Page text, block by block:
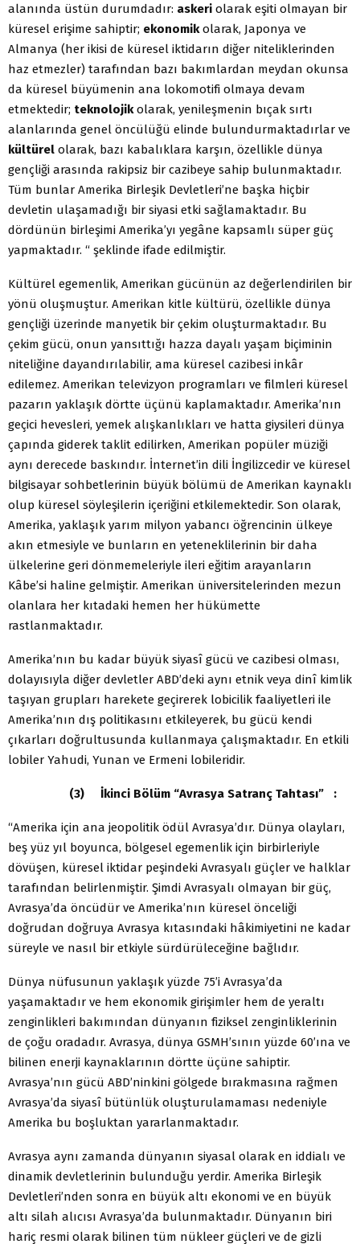
alanında üstün durumdadır: askeri olarak eşiti olmayan bir
küresel erişime sahiptir; ekonomikolarak, Japonya ve
Almanya (her ikisi de küresel iktidarın diğer niteliklerinden
haz etmezler) tarafından bazı bakımlardan meydan okunsa
da küresel büyümenin ana lokomotifi olmaya devam
etmektedir; teknolojikolarak, yenileşmenin bıçak sırtı
alanlarında genel öncülüğü elinde bulundurmaktadırlar ve
kültürel olarak, bazı kabalıklara karşın, özellikle dünya
gençliği arasında rakipsiz bir cazibeye sahip bulunmaktadır.
Tüm bunlar Amerika Birleşik Devletleri’ne başka hiçbir
devletin ulaşamadığı bir siyasi etki sağlamaktadır. Bu
dördünün birleşimi Amerika’yı yegâne kapsamlı süper güç
yapmaktadır. “ şeklinde ifade edilmiştir.
Kültürel egemenlik, Amerikan gücünün az değerlendirilen bir
yönü oluşmuştur. Amerikan kitle kültürü, özellikle dünya
gençliği üzerinde manyetik bir çekim oluşturmaktadır. Bu
çekim gücü, onun yansıttığı hazza dayalı yaşam biçiminin
niteliğine dayandırılabilir, ama küresel cazibesi inkâr
edilemez. Amerikan televizyon programları ve filmleri küresel
pazarın yaklaşık dörtte üçünü kaplamaktadır. Amerika’nın
geçici hevesleri, yemek alışkanlıkları ve hatta giysileri dünya
çapında giderek taklit edilirken, Amerikan popüler müziği
aynı derecede baskındır. İnternet’in dili İngilizcedir ve küresel
bilgisayar sohbetlerinin büyük bölümü de Amerikan kaynaklı
olup küresel söyleşilerin içeriğini etkilemektedir. Son olarak,
Amerika, yaklaşık yarım milyon yabancı öğrencinin ülkeye
akın etmesiyle ve bunların en yeteneklilerinin bir daha
ülkelerine geri dönmemeleriyle ileri eğitim arayanların
Kâbe’si haline gelmiştir. Amerikan üniversitelerinden mezun
olanlara her kıtadaki hemen her hükümette
rastlanmaktadır.
Amerika’nın bu kadar büyük siyasî gücü ve cazibesi olması,
dolayısıyla diğer devletler ABD’deki aynı etnik veya dinî kimlik
taşıyan grupları harekete geçirerek lobicilik faaliyetleri ile
Amerika’nın dış politikasını etkileyerek, bu gücü kendi
çıkarları doğrultusunda kullanmaya çalışmaktadır. En etkili
lobiler Yahudi, Yunan ve Ermeni lobileridir.
(3) İkinci Bölüm “Avrasya Satranç Tahtası” :
“Amerika için ana jeopolitik ödül Avrasya’dır. Dünya olayları,
beş yüz yıl boyunca, bölgesel egemenlik için birbirleriyle
dövüşen, küresel iktidar peşindeki Avrasyalı güçler ve halklar
tarafından belirlenmiştir. Şimdi Avrasyalı olmayan bir güç,
Avrasya’da öncüdür ve Amerika’nın küresel önceliği
doğrudan doğruya Avrasya kıtasındaki hâkimiyetini ne kadar
süreyle ve nasıl bir etkiyle sürdürüleceğine bağlıdır.
Dünya nüfusunun yaklaşık yüzde 75’i Avrasya’da
yaşamaktadır ve hem ekonomik girişimler hem de yeraltı
zenginlikleri bakımından dünyanın fiziksel zenginliklerinin
de çoğu oradadır. Avrasya, dünya GSMH’sının yüzde 60’ına ve
bilinen enerji kaynaklarının dörtte üçüne sahiptir.
Avrasya’nın gücü ABD’ninkini gölgede bırakmasına rağmen
Avrasya’da siyasî bütünlük oluşturulamaması nedeniyle
Amerika bu boşluktan yararlanmaktadır.
Avrasya aynı zamanda dünyanın siyasal olarak en iddialı ve
dinamik devletlerinin bulunduğu yerdir. Amerika Birleşik
Devletleri’nden sonra en büyük altı ekonomi ve en büyük
altı silah alıcısı Avrasya’da bulunmaktadır. Dünyanın biri
hariç resmi olarak bilinen tüm nükleer güçleri ve de gizli